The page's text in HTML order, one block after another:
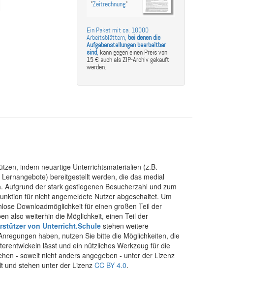
"Zeitrechnung"
Ein Paket mit ca. 10000
Arbeitsblättern, bei denen die
Aufgabenstellungen bearbeitbar
sind, kann gegen einen Preis von
15 € auch als ZIP-Archiv gekauft
werden.
indem neuartige Unterrichtsmaterialien (z.B.
bereitgestellt werden, die das medial
der stark gestiegenen Besucherzahl und zum
für nicht angemeldete Nutzer abgeschaltet. Um
Downloadmöglichkeit für einen großen Teil der
also weiterhin die Möglichkeit, einen Teil der
von Unterricht.Schule stehen weitere
haben, nutzen Sie bitte die Möglichkeiten, die
lässt und ein nützliches Werkzeug für die
- soweit nicht anders angegeben - unter der Lizenz
und stehen unter der Lizenz CC BY 4.0.